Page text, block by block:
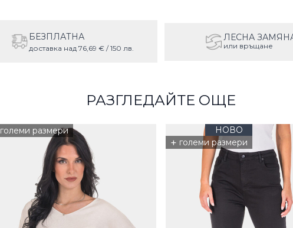
БЕЗПЛАТНА
доставка над 76,69 € / 150 лв.
ЛЕСНА
или връщане
РАЗГЛЕДАЙТЕ ОЩЕ
големи размери НОВО
+ големи размери